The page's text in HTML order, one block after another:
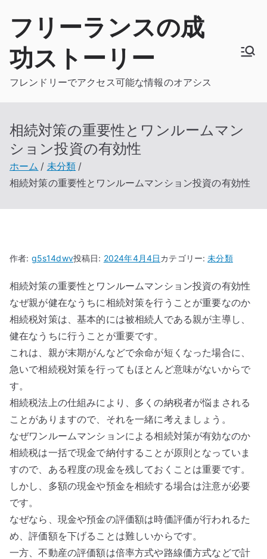
フリーランスの成
功ストーリー
フレンドリーでアクセス可能な情報のオアシス
相続対策の重要性とワンルームマン
ション投資の有効性
ホーム
未分類
相続対策の重要性とワンルームマンション投資の有効性
作者: g5s14dwv投稿日: 2024年4月4日カテゴリー:未分類
相続対策の重要性とワンルームマンション投資の有効性
なぜ親が健在なうちに相続対策を行うことが重要なのか
相続税対策は、基本的には被相続人である親が主導し、
健在なうちに行うことが重要です。
これは、親が末期がんなどで余命が短くなった場合に、
急いで相続税対策を行ってもほとんど意味がないからで
す。
相続税法上の仕組みにより、多くの納税者が悩まされる
ことがありますので、それを一緒に考えましょう。
なぜワンルームマンションによる相続対策が有効なのか
相続税は一括で現金で納付することが原則となっていま
すので、ある程度の現金を残しておくことは重要です。
しかし、多額の現金や預金を相続する場合は注意が必要
です。
なぜなら、現金や預金の評価額は時価評価が行われるた
め、評価額を下げることは難しいからです。
一方、不動産の評価額は倍率方式や路線価方式などで計